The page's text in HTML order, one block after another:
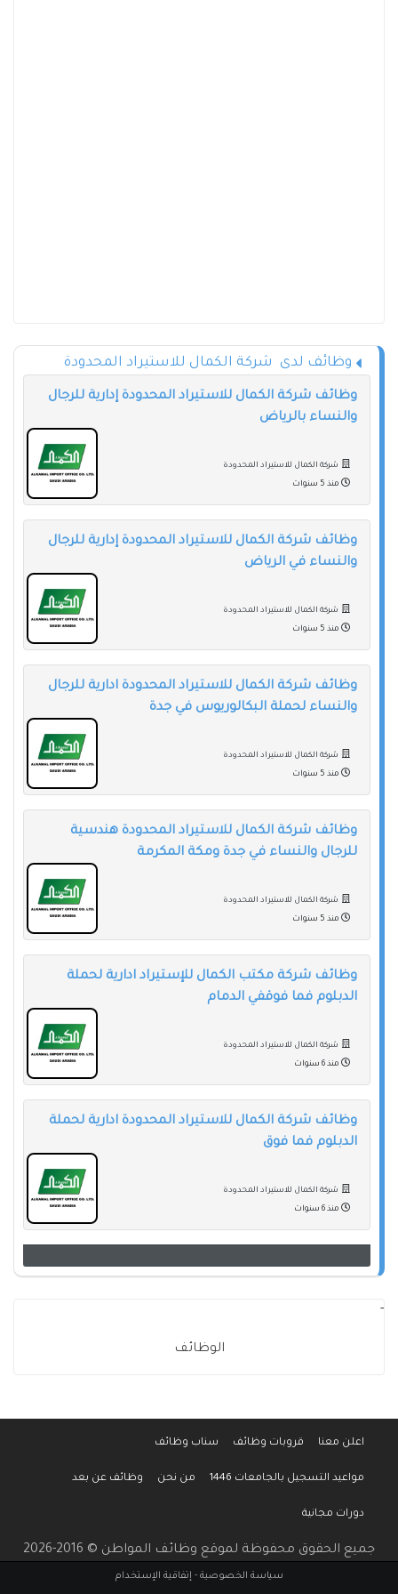
وظائف لدى شركة الكمال للاستيراد المحدودة
وظائف شركة الكمال للاستيراد المحدودة إدارية للرجال
والنساء بالرياض
شركة الكمال للاستيراد المحدودة
منذ 5 سنوات
وظائف شركة الكمال للاستيراد المحدودة إدارية للرجال
والنساء في الرياض
شركة الكمال للاستيراد المحدودة
منذ 5 سنوات
وظائف شركة الكمال للاستيراد المحدودة ادارية للرجال
والنساء لحملة البكالوريوس في جدة
شركة الكمال للاستيراد المحدودة
منذ 5 سنوات
وظائف شركة الكمال للاستيراد المحدودة هندسية
للرجال والنساء في جدة ومكة المكرمة
شركة الكمال للاستيراد المحدودة
منذ 5 سنوات
وظائف شركة مكتب الكمال للإستيراد ادارية لحملة
الدبلوم فما فوقفي الدمام
شركة الكمال للاستيراد المحدودة
منذ 6 سنوات
وظائف شركة الكمال للاستيراد المحدودة ادارية لحملة
الدبلوم فما فوق
شركة الكمال للاستيراد المحدودة
منذ 6 سنوات
-
الوظائف
اعلن معنا قروبات وظائف سناب وظائف
مواعيد التسجيل بالجامعات 1446 من نحن وظائف عن بعد
دورات مجانية
جميع الحقوق محفوظة لموقع وظائف المواطن © 2016-2026
سياسة الخصوصية - إتفاقية الإستخدام